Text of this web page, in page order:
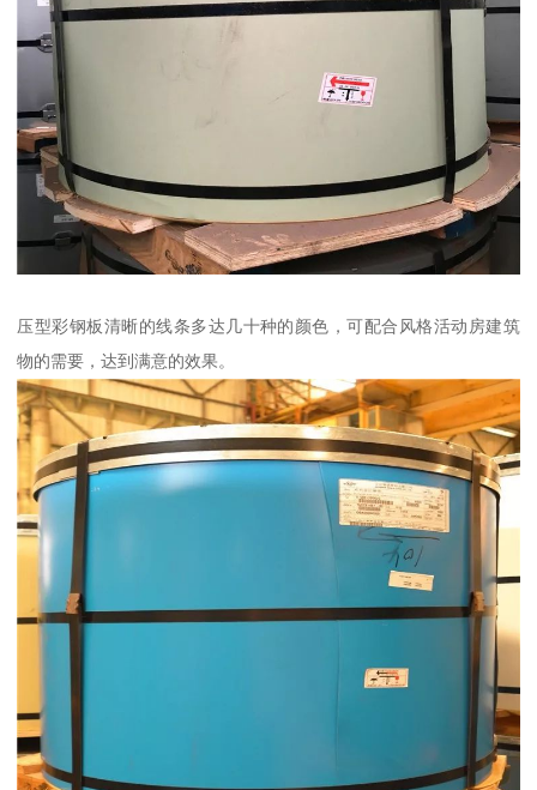
压型彩钢板清晰的线条多达几十种的颜色，可配合风格活动房建筑
物的需要，达到满意的效果。